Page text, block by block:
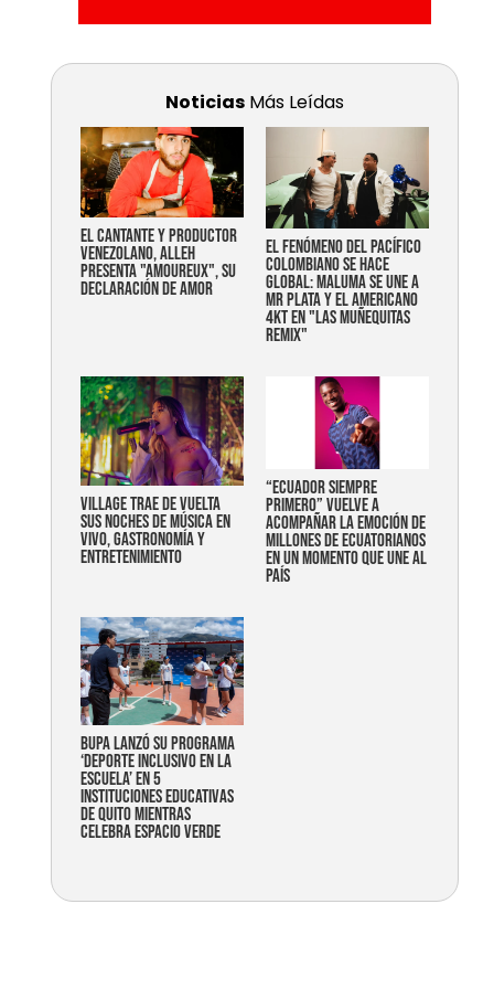
Noticias Más Leídas
EL CANTANTE Y PRODUCTOR
VENEZOLANO, ALLEH
PRESENTA "AMOUREUX", SU
DECLARACIÓN DE AMOR
EL FENÓMENO DEL PACÍFICO
COLOMBIANO SE HACE
GLOBAL: MALUMA SE UNE A
MR PLATA Y EL AMERICANO
4KT EN "LAS MUÑEQUITAS
REMIX"
Village trae de vuelta
sus noches de música en
vivo, gastronomía y
entretenimiento
“Ecuador siempre
primero” vuelve a
acompañar la emoción de
millones de ecuatorianos
en un momento que une al
país
Bupa lanzó su programa
‘Deporte Inclusivo en la
Escuela’ en 5
instituciones educativas
de Quito mientras
celebra espacio verde